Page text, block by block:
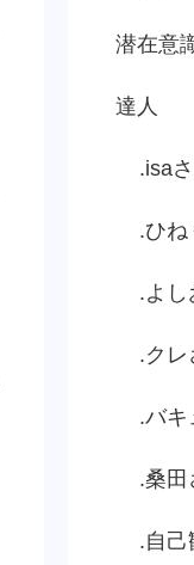
潜在意
達人
.isa
.ひね
.よし
.クレ
.バキ
.桑田
.自己